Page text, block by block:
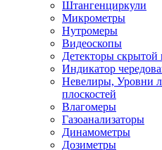
Штангенциркули
Микрометры
Нутромеры
Видеоскопы
Детекторы скрытой
Индикатор
Невелиры, Уровни
плоскостей
Влагомеры
Газоанализаторы
Динамометры
Дозиметры